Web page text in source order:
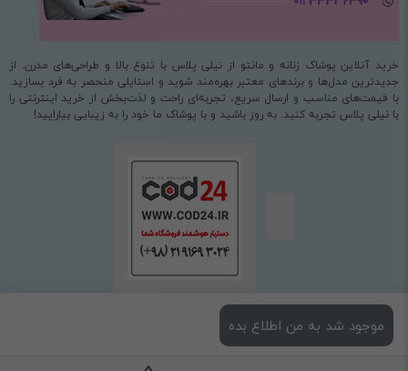
موجود شد به من اطلاع بده
خرید آنلاین پوشاک زنانه و مانتو از نیلی پلاس با تنوع بالا و طراحی‌های مدرن. از
جدیدترین مدل‌ها و برندهای معتبر بهره‌مند شوید و استایلی منحصر به فرد بسازید.
با قیمت‌های مناسب و ارسال سریع، تجربه‌ای راحت و لذت‌بخش از خرید اینترنتی را
با نیلی پلاس تجربه کنید. به روز باشید و با پوشاک ما خود را به زیبایی بیارایید!
استفاده از مطالب فروشگاه اینترنتی نیلی پلاس فقط برای مقاصد غیرتجاری و با ذکر
منبع بلامانع است.